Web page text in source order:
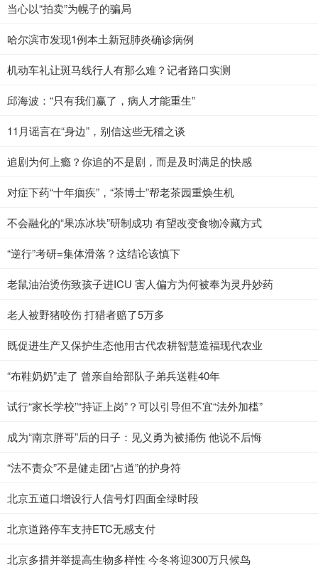
当心以“拍卖”为幌子的骗局
哈尔滨市发现1例本土新冠肺炎确诊病例
机动车礼让斑马线行人有那么难？记者路口实测
邱海波：“只有我们赢了，病人才能重生”
11月谣言在“身边”，别信这些无稽之谈
追剧为何上瘾？你追的不是剧，而是及时满足的快感
对症下药“十年痼疾”，“茶博士”帮老茶园重焕生机
不会融化的“果冻冰块”研制成功 有望改变食物冷藏方式
“逆行”考研=集体滑落？这结论该慎下
老鼠油治烫伤致孩子进ICU 害人偏方为何被奉为灵丹妙药
老人被野猪咬伤 打猎者赔了5万多
既促进生产又保护生态他用古代农耕智慧造福现代农业
“布鞋奶奶”走了 曾亲自给部队子弟兵送鞋40年
试行“家长学校”“持证上岗”？可以引导但不宜“法外加槛”
成为“南京胖哥”后的日子：见义勇为被捅伤 他说不后悔
“法不责众”不是健走团“占道”的护身符
北京五道口增设行人信号灯四面全绿时段
北京道路停车支持ETC无感支付
北京多措并举提高生物多样性 今冬将迎300万只候鸟